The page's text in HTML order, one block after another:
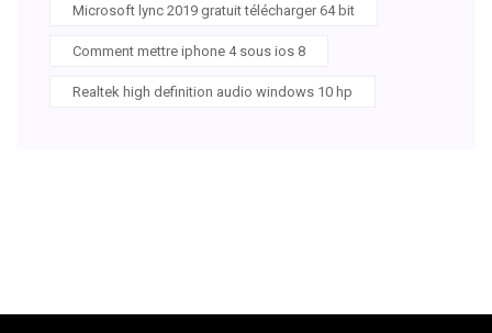
Microsoft lync 2019 gratuit télécharger 64 bit
Comment mettre iphone 4 sous ios 8
Realtek high definition audio windows 10 hp